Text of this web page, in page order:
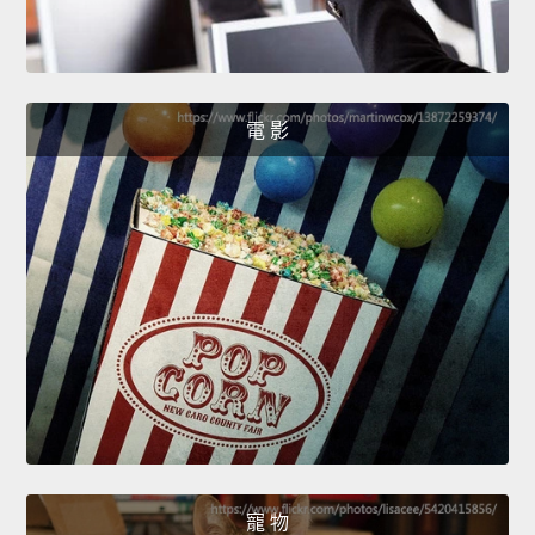
電 影
寵 物